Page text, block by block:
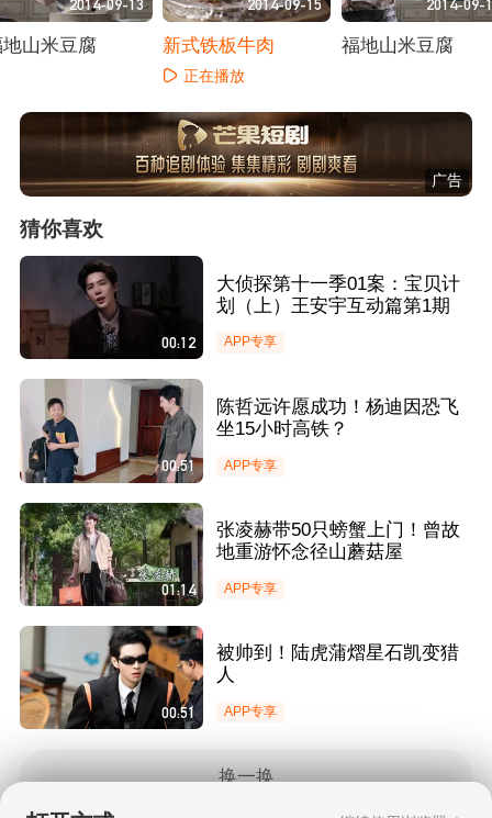
2014-09-13
山米豆腐
2014-09-15
新式铁板牛肉
正在播放
2014-09-
福地山米豆腐
广告
猜你喜欢
00:12
大侦探第十一季01案：宝贝计
划（上）王安宇互动篇第1期
APP专享
00:51
陈哲远许愿成功！杨迪因恐飞
坐15小时高铁？
APP专享
01:14
张凌赫带50只螃蟹上门！曾故
地重游怀念径山蘑菇屋
APP专享
00:51
被帅到！陆虎蒲熠星石凯变猎
人
APP专享
换一换